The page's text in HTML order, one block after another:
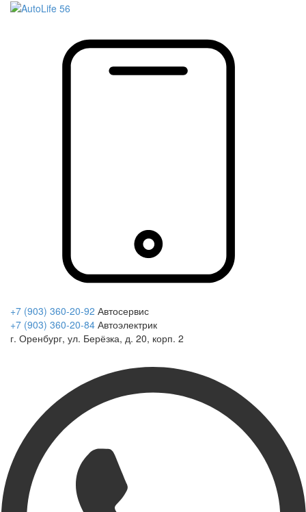
+7 (903) 360-20-92 Автосервис
+7 (903) 360-20-84 Автоэлектрик
г. Оренбург, ул. Берёзка, д. 20, корп. 2